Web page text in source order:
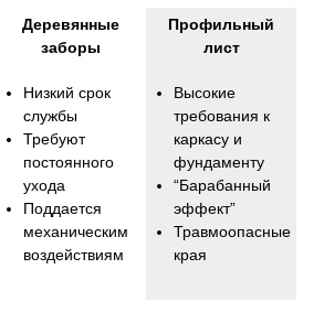
Деревянные
заборы
Профильный
лист
Низкий срок
службы
Требуют
постоянного
ухода
Поддается
механическим
воздействиям
Высокие
требования к
каркасу и
фундаменту
“Барабанный
эффект”
Травмоопасные
края